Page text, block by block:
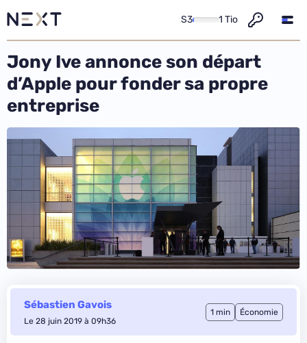
S3 1 Tio
Jony Ive annonce son départ
d’Apple pour fonder sa propre
entreprise
Sébastien Gavois
Le 28 juin 2019 à 09h36
1 min Économie